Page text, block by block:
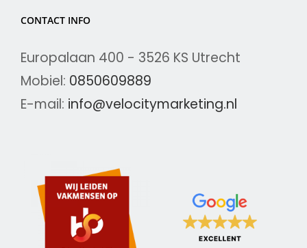
CONTACT INFO
Europalaan 400 - 3526 KS Utrecht
Mobiel: 0850609889
E-mail: info@velocitymarketing.nl